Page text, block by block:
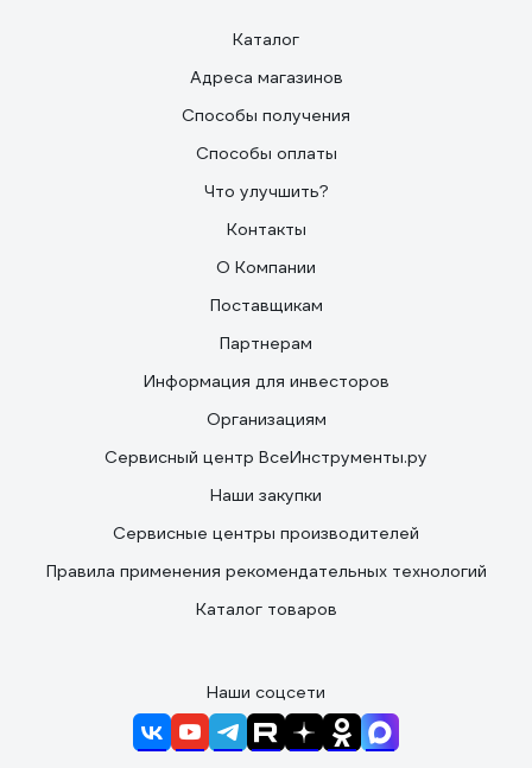
Каталог
Адреса магазинов
Способы получения
Способы оплаты
Что улучшить?
Контакты
О Компании
Поставщикам
Партнерам
Информация для инвесторов
Организациям
Сервисный центр ВсеИнструменты.ру
Наши закупки
Сервисные центры производителей
Правила применения рекомендательных технологий
Каталог товаров
Наши соцсети